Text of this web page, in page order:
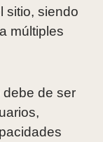
sitio, siendo
múltiples
debe de ser